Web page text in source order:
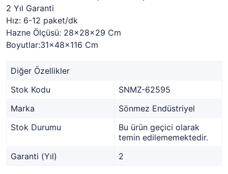
2 Yıl Garanti
Hız: 6-12 paket/dk
Hazne Ölçüsü: 28x28x29 Cm
Boyutlar:31x48x116 Cm
Diğer Özellikler
Stok Kodu
SNMZ-62595
Marka
Sönmez Endüstriyel
Stok Durumu
Bu ürün geçici olarak
temin edilememektedir.
Garanti (Yıl)
2